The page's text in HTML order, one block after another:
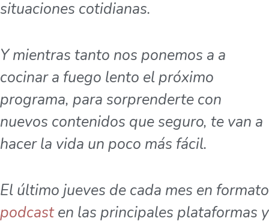
situaciones cotidianas.
Y mientras tanto nos ponemos a a
cocinar a fuego lento el próximo
programa, para sorprenderte con
nuevos contenidos que seguro, te van a
hacer la vida un poco más fácil.
El último jueves de cada mes en formato
podcasten las principales plataformas y